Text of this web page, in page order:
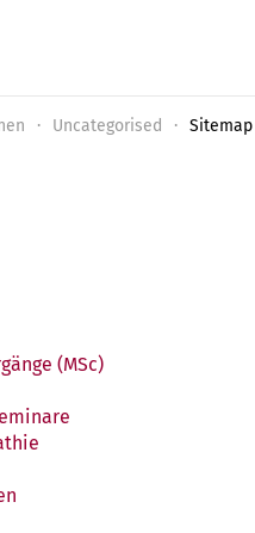
Uncategorised Sitemap
(MSc)